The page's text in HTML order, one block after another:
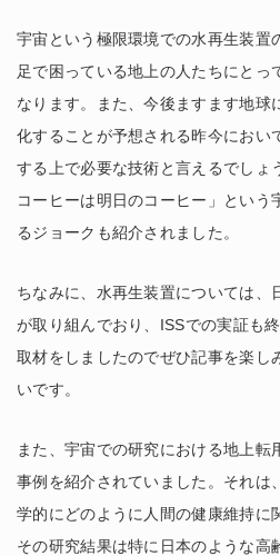
宇宙という極限環境での水再生装置
足で困っている地上の人たちにとっ
なります。また、今後ますます地球
化することが予想される昨今におい
する上で必要な技術と言えるでしょ
コーヒーは明日のコーヒー」という
るジョークも紹介されました。
ちなみに、水再生装置については、
が取り組んでおり、ISSでの実証も
取材をしましたのでぜひ記事を楽し
いです。
また、宇宙での研究における地上転
事例を紹介されていました。それは
学的にどのように人間の健康維持に
その研究結果は特に日本のような高